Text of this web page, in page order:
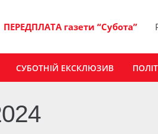
ПЕРЕДПЛАТА газети “Субота”
СУБОТНІЙ ЕКСКЛЮЗИВ